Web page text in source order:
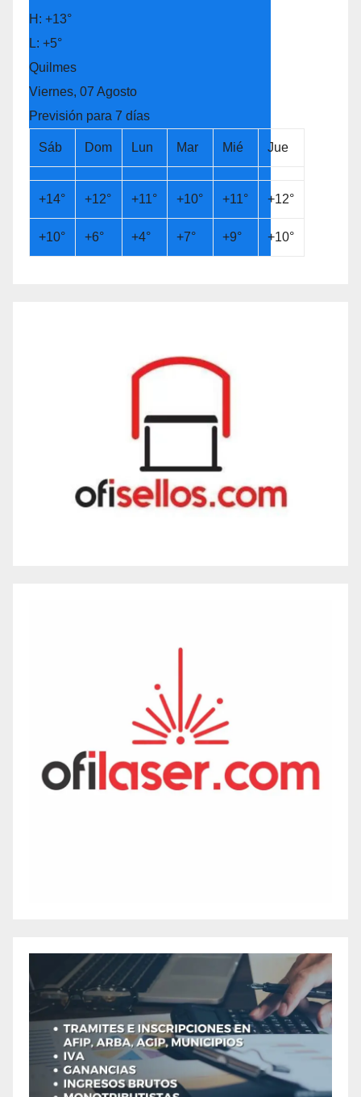
H: +13°
L: +5°
Quilmes
Viernes, 07 Agosto
Previsión para 7 días
Sáb Dom Lun Mar Mié Jue
+14° +12° +11° +10° +11° +12°
+10° +6° +4° +7° +9° +10°